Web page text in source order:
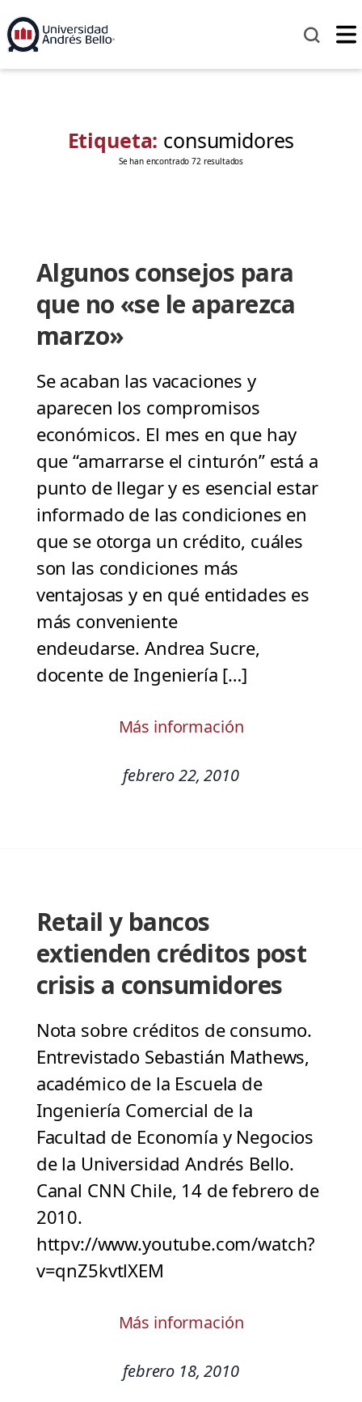
Etiqueta: consumidores
Se han encontrado 72 resultados
Algunos consejos para
que no «se le aparezca
marzo»
Se acaban las vacaciones y
aparecen los compromisos
económicos. El mes en que hay
que “amarrarse el cinturón” está a
punto de llegar y es esencial estar
informado de las condiciones en
que se otorga un crédito, cuáles
son las condiciones más
ventajosas y en qué entidades es
más conveniente
endeudarse. Andrea Sucre,
docente de Ingeniería […]
Más información
febrero 22, 2010
Retail y bancos
extienden créditos post
crisis a consumidores
Nota sobre créditos de consumo.
Entrevistado Sebastián Mathews,
académico de la Escuela de
Ingeniería Comercial de la
Facultad de Economía y Negocios
de la Universidad Andrés Bello.
Canal CNN Chile, 14 de febrero de
2010.
httpv://www.youtube.com/watch?
v=qnZ5kvtlXEM
Más información
febrero 18, 2010